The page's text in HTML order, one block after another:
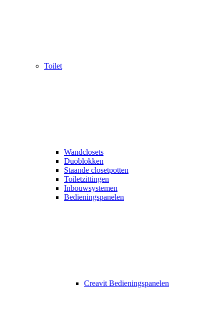
Toilet
Wandclosets
Duoblokken
Staande closetpotten
Toiletzittingen
Inbouwsystemen
Bedieningspanelen
Creavit Bedieningspanelen